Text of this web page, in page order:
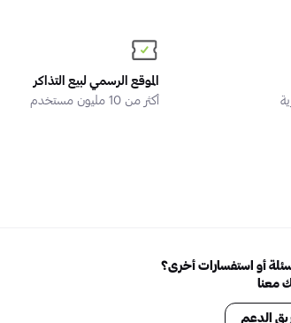
الموقع الرسمي لبيع التذاكر
أكثر من 10 مليون مستخدم
أو استفسارات أخرى؟
معنا
الدعم